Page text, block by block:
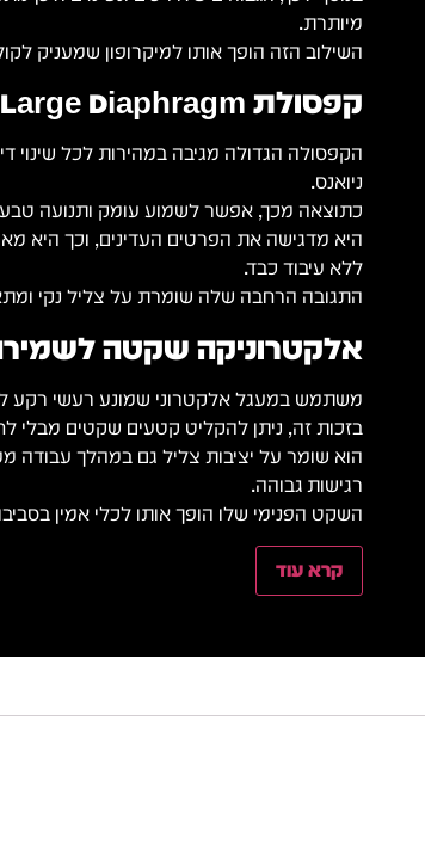
מיותרת.
השילוב הזה הופך אותו למיקרופון שמעניק
קפסולת Large Diaphragm שמציגה פירוט גבוה
הקפסולה הגדולה מגיבה במהירות לכל שינוי
ניואנס.
כתוצאה מכך, אפשר לשמוע עומק ותנועה
היא מדגישה את הפרטים העדינים, וכך היא
ללא עיבוד כבד.
התגובה הרחבה שלה שומרת על צליל נקי
אלקטרוניקה שקטה
משתמש במעגל אלקטרוני שמונע רעשי רקע
בזכות זה, ניתן להקליט קטעים שקטים מבלי
הוא שומר על יציבות צליל גם במהלך עבודה
רגישות גבוהה.
השקט הפנימי שלו הופך אותו לכלי אמין
קרא עוד